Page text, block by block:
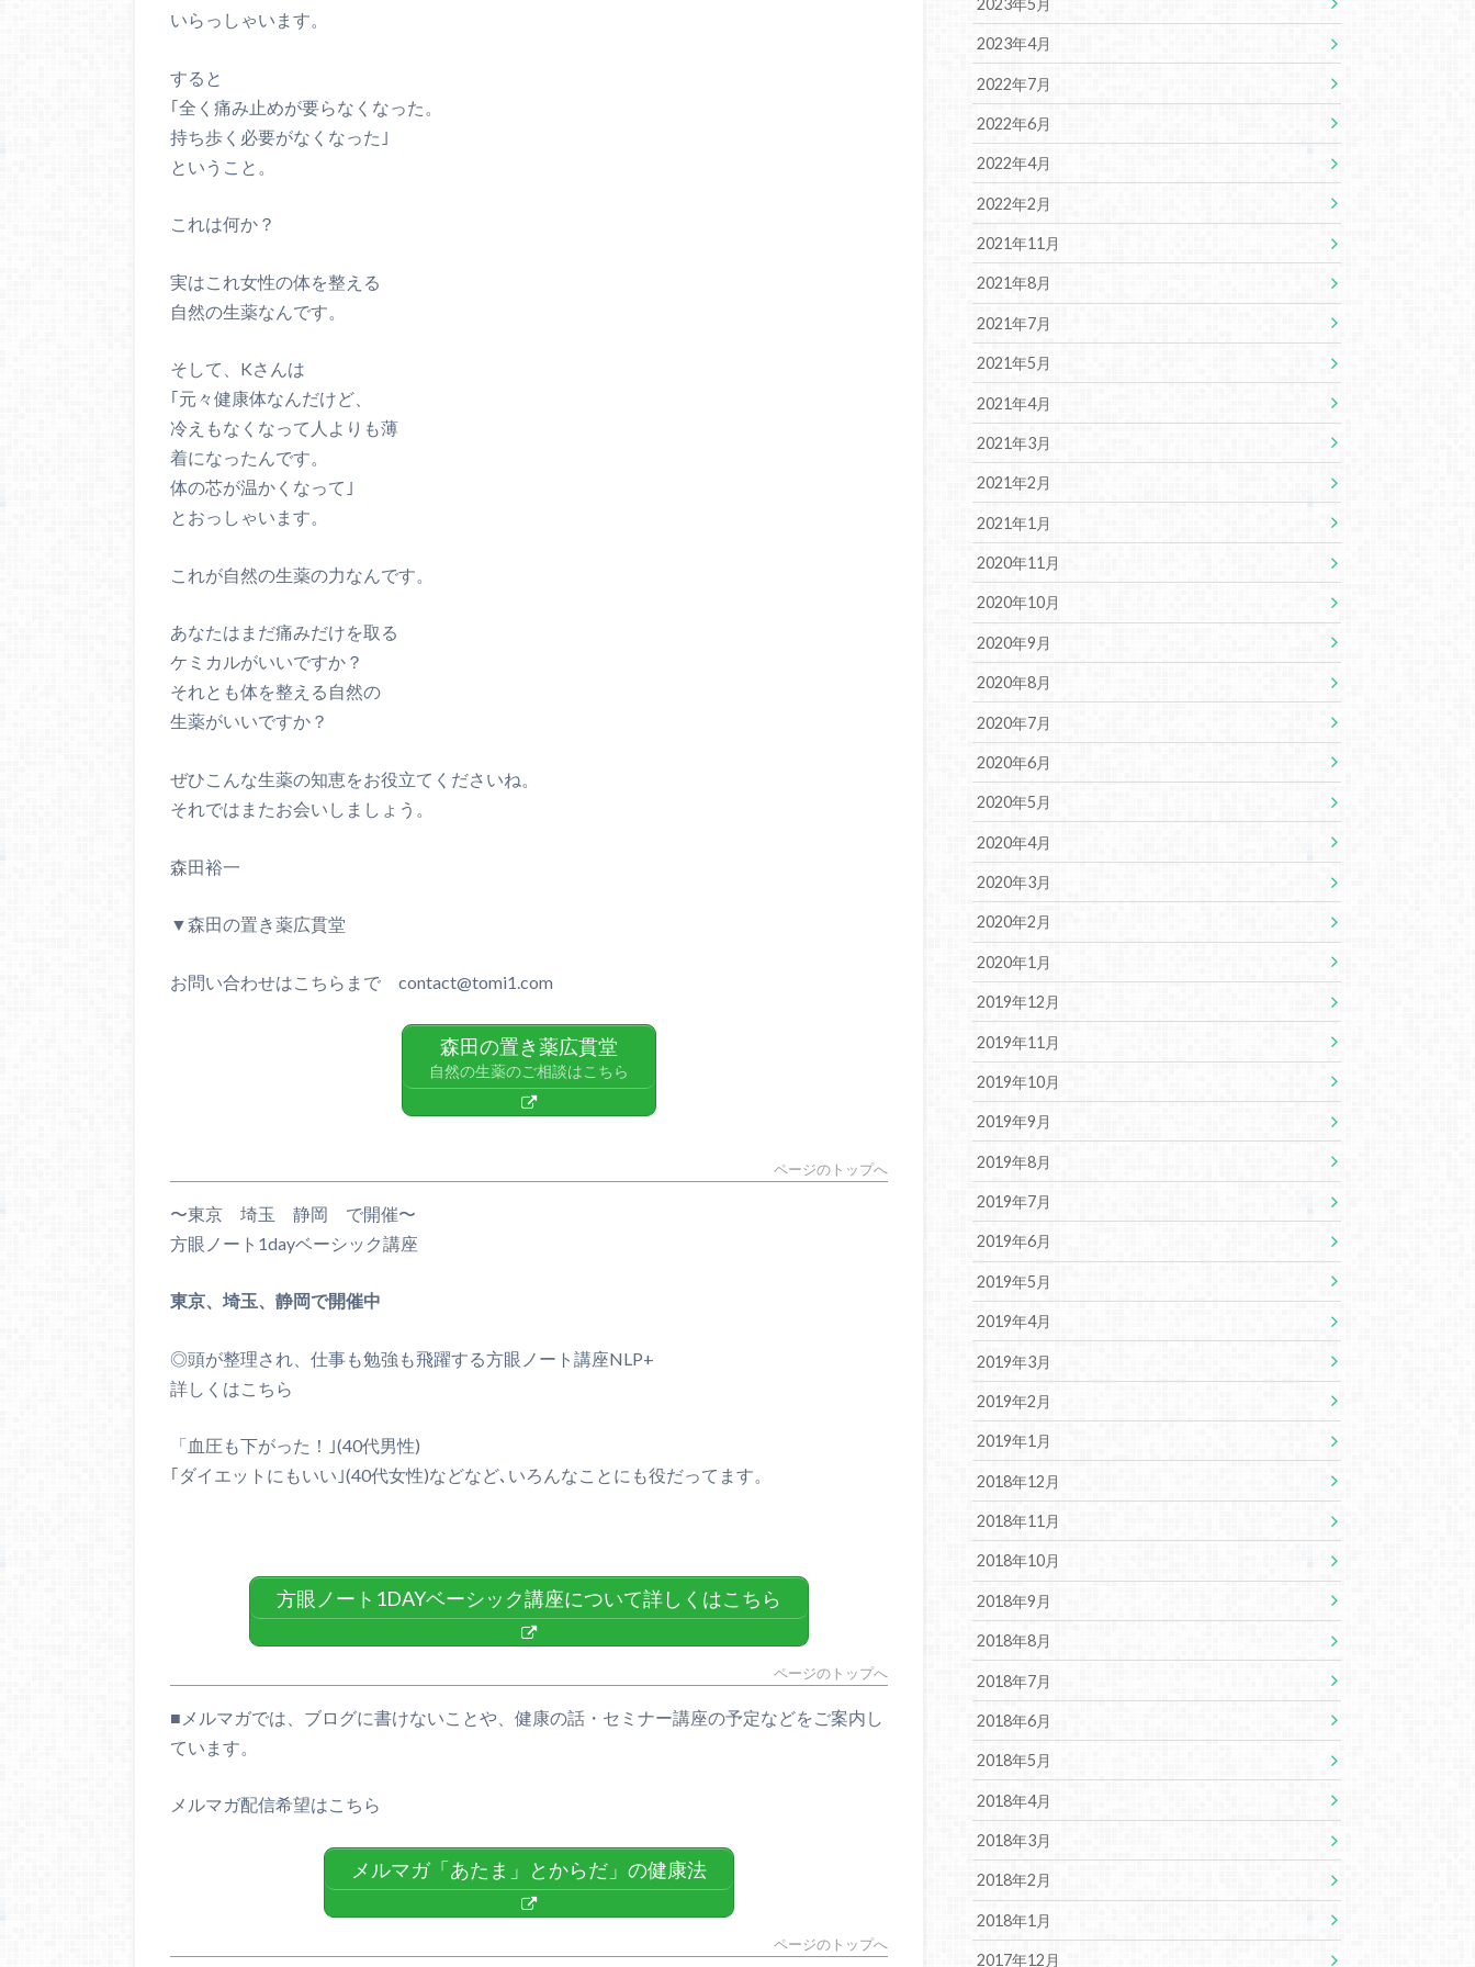
いらっしゃいます。
すると
｢全く痛み止めが要らなくなった。
持ち歩く必要がなくなった｣
ということ。
これは何か？
実はこれ女性の体を整える
自然の生薬なんです。
そして、Kさんは
｢元々健康体なんだけど、
冷えもなくなって人よりも薄
着になったんです。
体の芯が温かくなって｣
とおっしゃいます。
これが自然の生薬の力なんです。
あなたはまだ痛みだけを取る
ケミカルがいいですか？
それとも体を整える自然の
生薬がいいですか？
ぜひこんな生薬の知恵をお役立てくださいね。
それではまたお会いしましょう。
森田裕一
▼森田の置き薬広貫堂
お問い合わせはこちらまで contact@tomi1.com
森田の置き薬広貫堂
自然の生薬のご相談はこちら
ページのトップへ
〜東京 埼玉 静岡 で開催〜
方眼ノート1dayベーシック講座
東京、埼玉、静岡で開催中
◎頭が整理され、仕事も勉強も飛躍する方眼ノート講座NLP+
詳しくはこちら
「血圧も下がった！｣(40代男性)
｢ダイエットにもいい｣(40代女性)などなど､いろんなことにも役だってます。
方眼ノート1DAYベーシック講座について詳しくはこちら
ページのトップへ
■ メルマガでは、ブログに書けないことや、健康の話・セミナー講座の予定などをご案内し
ています。
メルマガ配信希望はこちら
メルマガ「あたま」とからだ」の健康法
ページのトップへ
2023年4月
2022年7月
2022年6月
2022年4月
2022年2月
2021年11月
2021年8月
2021年7月
2021年5月
2021年4月
2021年3月
2021年2月
2021年1月
2020年11月
2020年10月
2020年9月
2020年8月
2020年7月
2020年6月
2020年5月
2020年4月
2020年3月
2020年2月
2020年1月
2019年12月
2019年11月
2019年10月
2019年9月
2019年8月
2019年7月
2019年6月
2019年5月
2019年4月
2019年3月
2019年2月
2019年1月
2018年12月
2018年11月
2018年10月
2018年9月
2018年8月
2018年7月
2018年6月
2018年5月
2018年4月
2018年3月
2018年2月
2018年1月
2017年12月